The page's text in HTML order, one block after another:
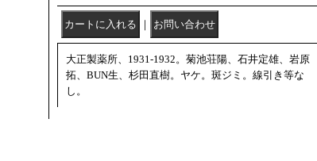
｜
大正製薬所、1931-1932。菊池荘陽、石井定雄、岩原
拓、BUN生、杉田直樹。ヤケ。斑ジミ。線引き等な
し。